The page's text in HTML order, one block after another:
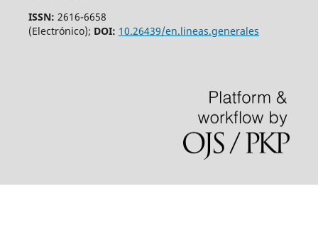
ISSN: 2616-6658
(Electrónico); DOI: 10.26439/en.lineas.generales